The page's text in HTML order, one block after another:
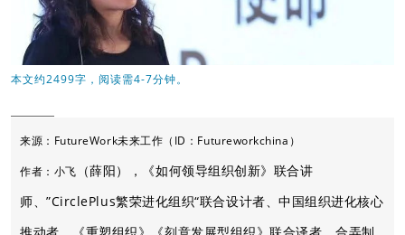
本文约2499字，阅读需4-7分钟。
来源：FutureWork未来工作（ID：Futureworkchina）
作者：小飞 （薛阳），《如何领导组织创新》联合讲
师、”CirclePlus繁荣进化组织“联合设计者、中国组织进化核心